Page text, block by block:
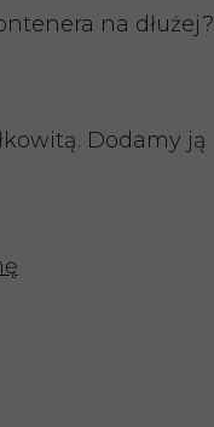
na dłużej?
Dodamy ją